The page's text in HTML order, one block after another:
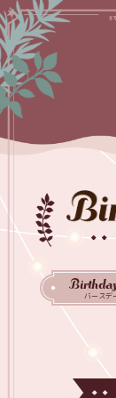
バースデ